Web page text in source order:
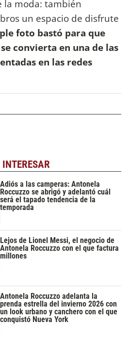
la moda: también
un espacio de disfrute
foto bastó para que
convierta en una de las
en las redes
Adiós a las camperas: Antonela
Roccuzzo se abrigó y adelantó cuál
será el tapado tendencia de la
temporada
Lejos de Lionel Messi, el negocio de
Antonela Roccuzzo con el que factura
millones
Antonela Roccuzzo adelanta la
prenda estrella del invierno 2026 con
un look urbano y canchero con el que
conquistó Nueva York